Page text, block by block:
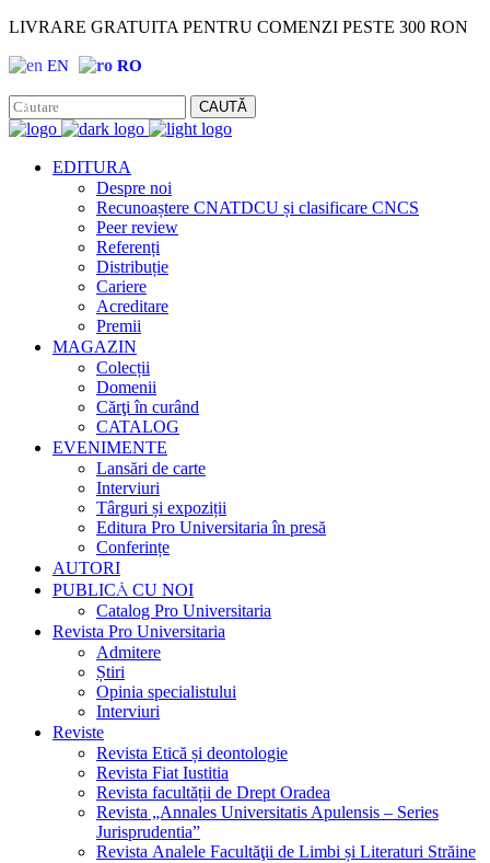
LIVRARE GRATUITA PENTRU COMENZI PESTE 300 RON
EN RO
CAUTĂ
EDITURA
Despre noi
Recunoaștere CNATDCU și clasificare CNCS
Peer review
Referenți
Distribuție
Cariere
Acreditare
Premii
MAGAZIN
Colecții
Domenii
Cărţi în curând
CATALOG
EVENIMENTE
Lansări de carte
Interviuri
Târguri și expoziții
Editura Pro Universitaria în presă
Conferințe
AUTORI
PUBLICĂ CU NOI
Catalog Pro Universitaria
Revista Pro Universitaria
Admitere
Știri
Opinia specialistului
Interviuri
Reviste
Revista Etică și deontologie
Revista Fiat Iustitia
Revista facultății de Drept Oradea
Revista „Annales Universitatis Apulensis – Series
Jurisprudentia”
Revista Analele Facultăţii de Limbi și Literaturi Străine